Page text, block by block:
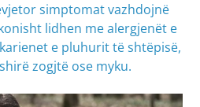
simptomat vazhdojnë
lidhen me alergjenët e
e pluhurit të shtëpisë,
zogjtë ose myku.